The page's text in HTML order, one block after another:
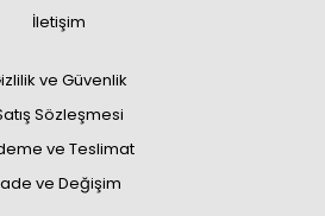
İletişim
ve Güvenlik
Sözleşmesi
ve Teslimat
ve Değişim